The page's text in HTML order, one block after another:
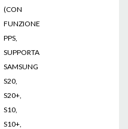
(CON
FUNZIONE
PPS,
SUPPORTA
SAMSUNG
S20,
S20+,
S10,
S10+,